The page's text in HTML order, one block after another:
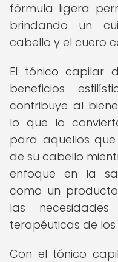
fórmula ligera
brindando un
cabello y el cuero
El tónico capilar
beneficios
contribuye al
lo que lo
para aquellos
de su cabello
enfoque en la
como un
las
terapéuticas de los
Con el tónico